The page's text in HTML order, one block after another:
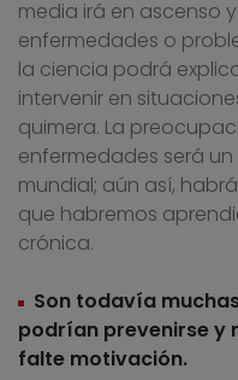
media irá en ascenso
enfermedades o
la ciencia podrá
intervenir en
quimera. La
enfermedades será
mundial; aún así,
que habremos
crónica.
Son todavía
podrían prevenirse y
falte motivación.